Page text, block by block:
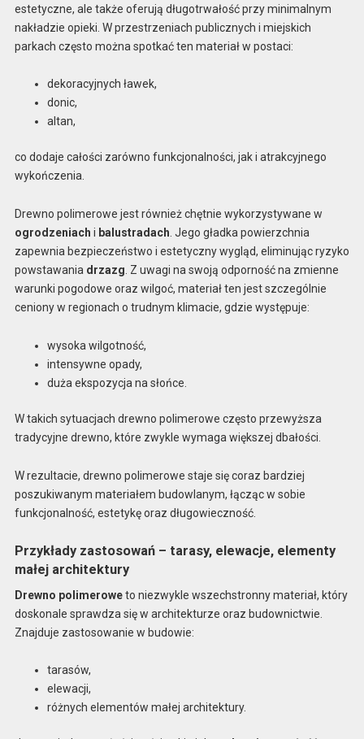
estetyczne, ale także oferują długotrwałość przy minimalnym
nakładzie opieki. W przestrzeniach publicznych i miejskich
parkach często można spotkać ten materiał w postaci:
dekoracyjnych ławek,
donic,
altan,
co dodaje całości zarówno funkcjonalności, jak i atrakcyjnego
wykończenia.
Drewno polimerowe jest również chętnie wykorzystywane w
ogrodzeniach i balustradach . Jego gładka powierzchnia
zapewnia bezpieczeństwo i estetyczny wygląd, eliminując ryzyko
powstawania drzazg . Z uwagi na swoją odporność na zmienne
warunki pogodowe oraz wilgoć, materiał ten jest szczególnie
ceniony w regionach o trudnym klimacie, gdzie występuje:
wysoka wilgotność,
intensywne opady,
duża ekspozycja na słońce.
W takich sytuacjach drewno polimerowe często przewyższa
tradycyjne drewno, które zwykle wymaga większej dbałości.
W rezultacie, drewno polimerowe staje się coraz bardziej
poszukiwanym materiałem budowlanym, łącząc w sobie
funkcjonalność, estetykę oraz długowieczność.
Przykłady zastosowań – tarasy, elewacje, elementy
małej architektury
Drewno polimeroweto niezwykle wszechstronny materiał, który
doskonale sprawdza się w architekturze oraz budownictwie.
Znajduje zastosowanie w budowie:
tarasów,
elewacji,
różnych elementów małej architektury.